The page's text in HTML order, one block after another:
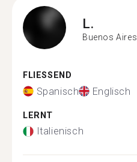
L.
Buenos Aires
FLIESSEND
Spanisch Englisch
LERNT
Italienisch